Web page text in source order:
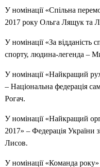
У номінації «Спільна
2017 року Ольга Лящук та
У номінації «За відданість
спорту, людина-легенда –
У номінації «Найкращий
– Національна федерація
Рогач.
У номінації «Найкращий
2017» – Федерація України
Лисов.
У номінації «Команда